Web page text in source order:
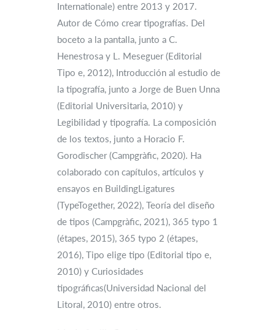
Internationale) entre 2013 y 2017.
Autor de Cómo crear tipografías. Del
boceto a la pantalla, junto a C.
Henestrosa y L. Meseguer (Editorial
Tipo e, 2012), Introducción al estudio de
la tipografía, junto a Jorge de Buen Unna
(Editorial Universitaria, 2010) y
Legibilidad y tipografía. La composición
de los textos, junto a Horacio F.
Gorodischer (Campgràfic, 2020). Ha
colaborado con capítulos, artículos y
ensayos en BuildingLigatures
(TypeTogether, 2022), Teoría del diseño
de tipos (Campgràfic, 2021), 365 typo 1
(étapes, 2015), 365 typo 2 (étapes,
2016), Tipo elige tipo (Editorial tipo e,
2010) y Curiosidades
tipográficas(Universidad Nacional del
Litoral, 2010) entre otros.